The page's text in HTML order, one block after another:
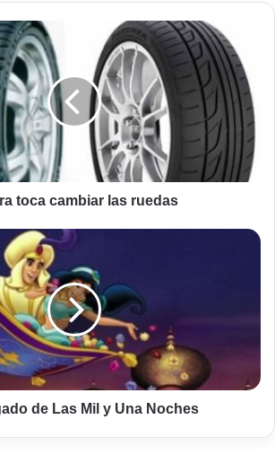
toca cambiar las ruedas
de Las Mil y Una Noches